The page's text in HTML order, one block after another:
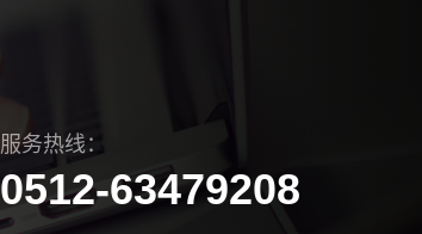
服务热线：
0512-63479208